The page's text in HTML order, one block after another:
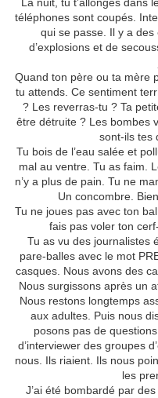
téléphones sont coupés.
qui se passe. Il y a
d’explosions et de
Quand ton père ou ta mère
tu attends. Ce sentiment
? Les reverras-tu ? Ta
être détruite ? Les bombes
sont-ils tes
Tu bois de l’eau salée et
mal au ventre. Tu as faim.
n’y a plus de pain. Tu ne
Un concombre.
Tu ne joues pas avec ton
fais pas voler ton
Tu as vu des journalistes
pare-balles avec le mot
casques. Nous avons des
Nous surgissons après un
Nous restons longtemps
aux adultes. Puis nous
posons pas de
d’interviewer des groupes
nous. Ils riaient. Ils nous
les
J’ai été bombardé par